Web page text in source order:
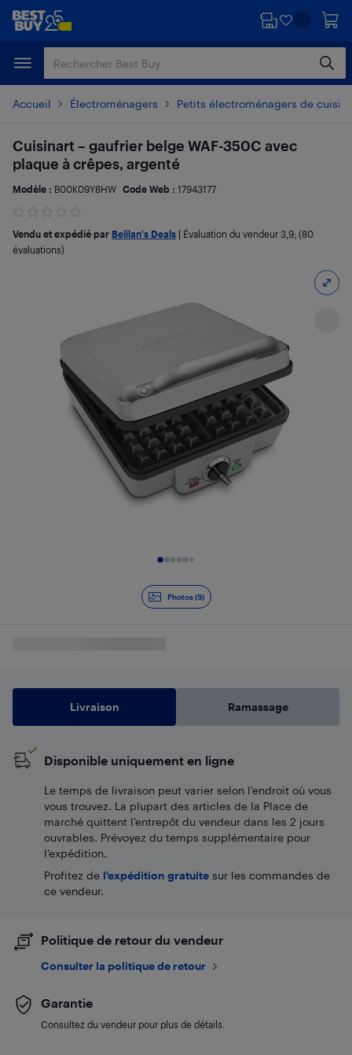
Passer
principal
Passer
Accueil Électroménagers Petits électroménagers de
Photos (9)
Cuisinart – gaufrier belge WAF-350C avec
plaque à crêpes, argenté
Modèle : B00K09Y8HW Code Web : 17943177
Vendu et expédié par Belilan's Deals Évaluation du vendeur 3,9; (80
évaluations)
Livraison Ramassage
Disponible uniquement en ligne
Le temps de livraison peut varier selon l'endroit où vous
vous trouvez. La plupart des articles de la Place de
marché quittent l’entrepôt du vendeur dans les 2 jours
ouvrables. Prévoyez du temps supplémentaire pour
l’expédition.
Profitez de l'expédition gratuite sur les commandes de
ce vendeur.
Politique de retour du vendeur
Consulter la politique de retour
Garantie
Consultez du vendeur pour plus de détails.